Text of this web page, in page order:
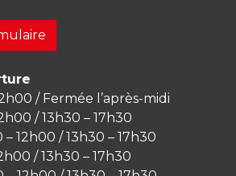
/ Fermée l’après-midi
/ 13h30 – 17h30
– 12h00 / 13h30 – 17h30
/ 13h30 – 17h30